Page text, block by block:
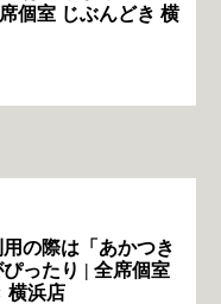
個室 じぶんどき 横
の際は「あかつき
ったり | 全席個室
横浜店